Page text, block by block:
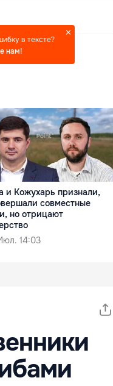
в тексте?
нам!
и Кожухарь признали,
совместные
но отрицают
14:03